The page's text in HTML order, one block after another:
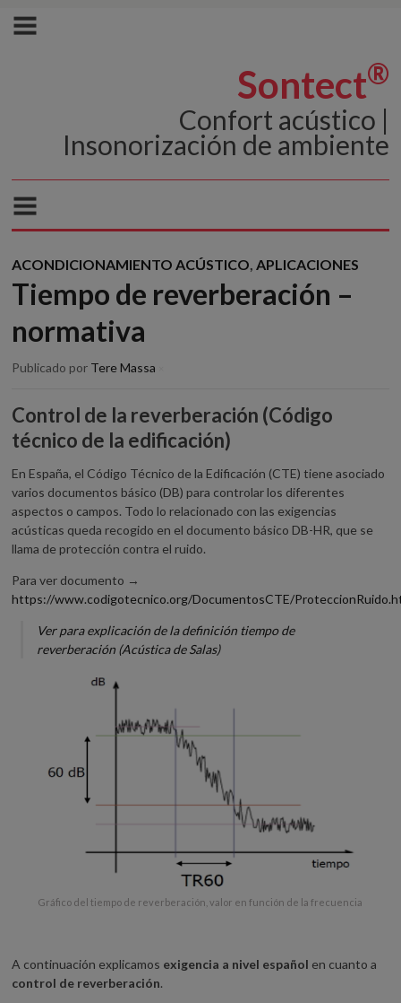
Sontect®
Confort acústico |
Insonorización de ambiente
ACONDICIONAMIENTO ACÚSTICO,APLICACIONES
Tiempo de reverberación –
normativa
Publicado por Tere Massa
Control de la reverberación (Código
técnico de la edificación)
En España, el Código Técnico de la Edificación (CTE) tiene asociado
varios documentos básico (DB) para controlar los diferentes
aspectos o campos. Todo lo relacionado con las exigencias
acústicas queda recogido en el documento básico DB-HR, que se
llama de protección contra el ruido.
Para ver documento →
https://www.codigotecnico.org/DocumentosCTE/
Ver para explicación de la definición tiempo de
reverberación (Acústica de Salas)
Gráfico del tiempo de reverberación, valor en función de la frecuencia
A continuación explicamos exigencia a nivel español en cuanto a
control de reverberación.